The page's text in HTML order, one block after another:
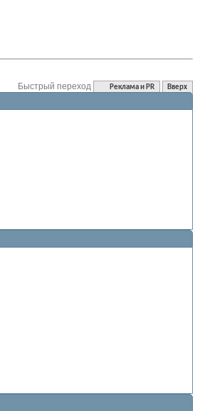
Быстрый переход Реклама и PR Вверх